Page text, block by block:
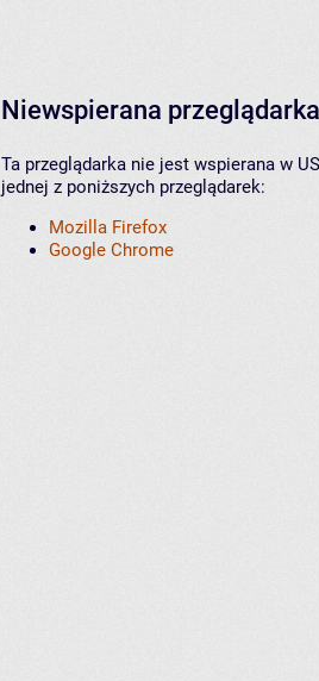
Niewspierana przeglądarka
Ta przeglądarka nie jest wspierana w
jednej z poniższych przeglądarek:
Mozilla Firefox
Google Chrome